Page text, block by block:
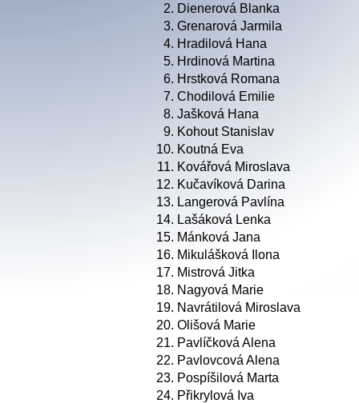
2. Dienerová Blanka
3. Grenarová Jarmila
4. Hradilová Hana
5. Hrdinová Martina
6. Hrstková Romana
7. Chodilová Emilie
8. Jašková Hana
9. Kohout Stanislav
10. Koutná Eva
11. Kovářová Miroslava
12. Kučavíková Darina
13. Langerová Pavlína
14. Lašáková Lenka
15. Mánková Jana
16. Mikulášková Ilona
17. Mistrová Jitka
18. Nagyová Marie
19. Navrátilová Miroslava
20. Olišová Marie
21. Pavlíčková Alena
22. Pavlovcová Alena
23. Pospíšilová Marta
24. Přikrylová Iva